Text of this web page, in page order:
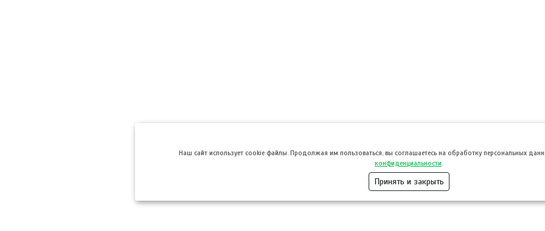
Hаш сайт использует cookie файлы. Продолжая им пользоваться, вы соглашаетесь на обработку персональных
конфиденциальности
Принять и закрыть